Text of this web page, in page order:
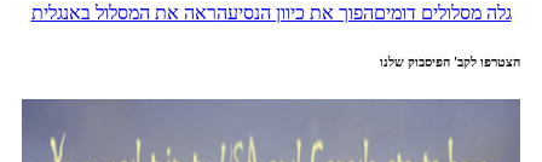
גלה מסלולים דומיםהפוך את כיוון הנסיעהראה את המסלול באנגלית
הצטרפו לקב' הפיסבוק שלנו